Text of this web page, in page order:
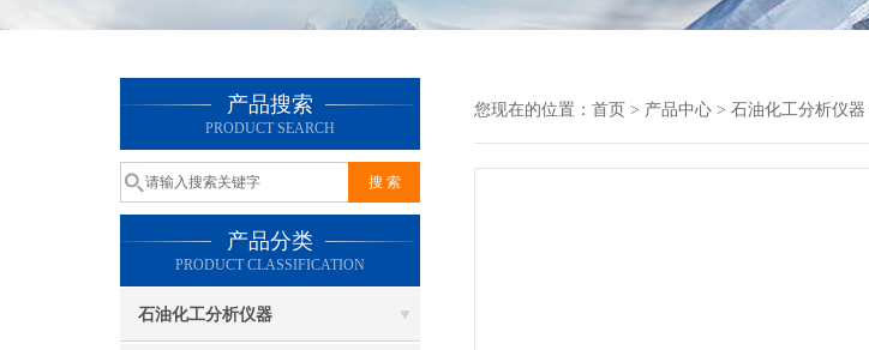
产品搜索
PRODUCT SEARCH
产品分类
PRODUCT CLASSIFICATION
石油化工分析仪器
您现在的位置： 首页 > 产品中心 > 石油化工分析仪器